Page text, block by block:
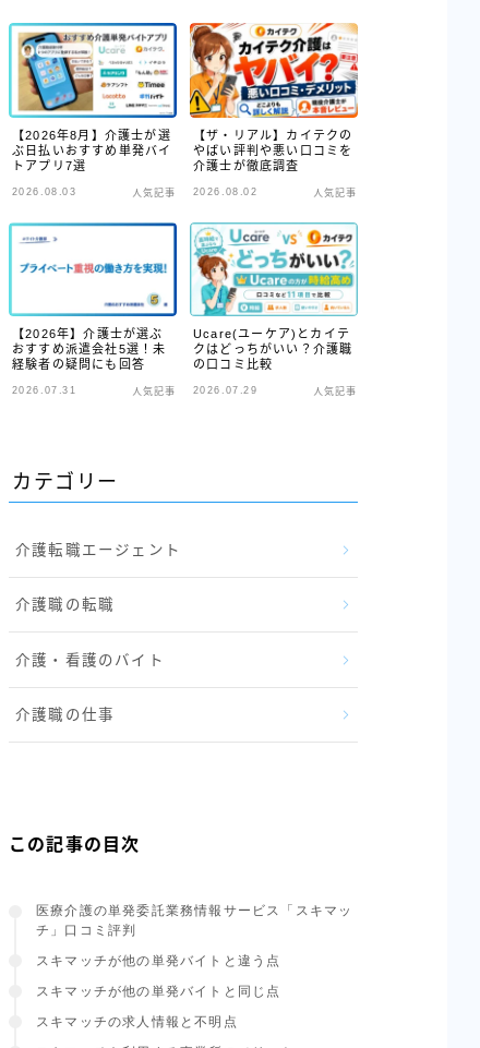
【2026年8月】介護士が選
ぶ日払いおすすめ単発バイ
トアプリ7選
2026.08.03 人気記事
【ザ・リアル】カイテクの
やばい評判や悪い口コミを
介護士が徹底調査
2026.08.02 人気記事
【2026年】介護士が選ぶ
おすすめ派遣会社5選！未
経験者の疑問にも回答
2026.07.31 人気記事
Ucare(ユーケア)とカイテ
クはどっちがいい？介護職
の口コミ比較
2026.07.29 人気記事
カテゴリー
介護転職エージェント
介護職の転職
介護・看護のバイト
介護職の仕事
この記事の目次
医療介護の単発委託業務情報サービス「スキマッ
チ」口コミ評判
スキマッチが他の単発バイトと違う点
スキマッチが他の単発バイトと同じ点
スキマッチの求人情報と不明点